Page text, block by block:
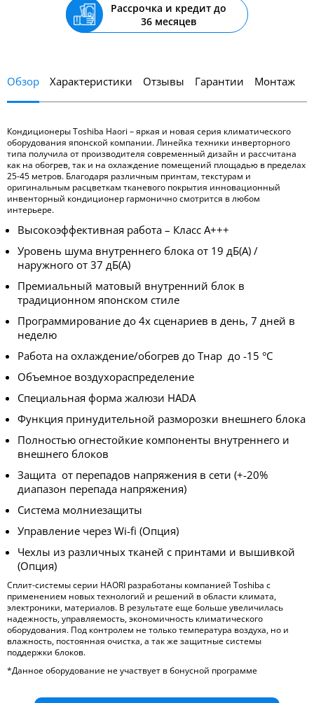
Рассрочка и кредит до
36 месяцев
Обзор Характеристики Отзывы Гарантии Монтаж
Кондиционеры Toshiba Haori – яркая и новая серия климатического
оборудования японской компании. Линейка техники инверторного
типа получила от производителя современный дизайн и рассчитана
как на обогрев, так и на охлаждение помещений площадью в пределах
25-45 метров. Благодаря различным принтам, текстурам и
оригинальным расцветкам тканевого покрытия инновационный
инвенторный кондиционер гармонично смотрится в любом
интерьере.
Высокоэффективная работа – Класс А+++
Уровень шума внутреннего блока от 19 дБ(А) /
наружного от 37 дБ(А)
Премиальный матовый внутренний блок в
традиционном японском стиле
Программирование до 4х сценариев в день, 7 дней в
неделю
Работа на охлаждение/обогрев до Тнар до -15 °С
Объемное воздухораспределение
Cпециальная форма жалюзи HADA
Функция принудительной разморозки внешнего блока
Полностью огнестойкие компоненты внутреннего и
внешнего блоков
Защита от перепадов напряжения в сети (+-20%
диапазон перепада напряжения)
Система молниезащиты
Управление через Wi-fi (Опция)
Чехлы из различных тканей с принтами и вышивкой
(Опция)
Сплит-системы серии HAORI разработаны компанией Toshiba с
применением новых технологий и решений в области климата,
электроники, материалов. В результате еще больше увеличилась
надежность, управляемость, экономичность климатического
оборудования. Под контролем не только температура воздуха, но и
влажность, постоянная очистка, а так же защитные системы
поддержки блоков.
*Данное оборудование не участвует в бонусной программе